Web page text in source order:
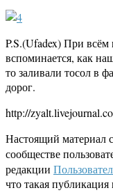
P.S.(Ufadex) При всём
вспоминается, как
то заливали тосол в
дорог.
http://
Настоящий материал
сообществе
редакции
что такая